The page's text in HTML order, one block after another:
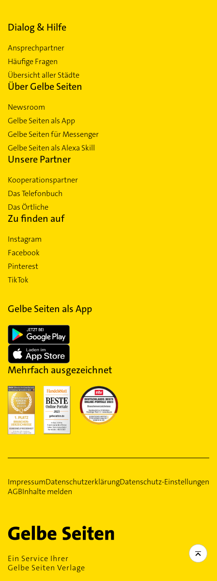
Dialog & Hilfe
Ansprechpartner
Häufige Fragen
Übersicht aller Städte
Über Gelbe Seiten
Newsroom
Gelbe Seiten als App
Gelbe Seiten für Messenger
Gelbe Seiten als Alexa Skill
Unsere Partner
Kooperationspartner
Das Telefonbuch
Das Örtliche
Zu finden auf
Instagram
Facebook
Pinterest
TikTok
Gelbe Seiten als App
Mehrfach ausgezeichnet
ImpressumDatenschutzerklärungDatenschutz-Einstellungen
AGBInhalte melden
Ein Service Ihrer
Gelbe Seiten Verlage